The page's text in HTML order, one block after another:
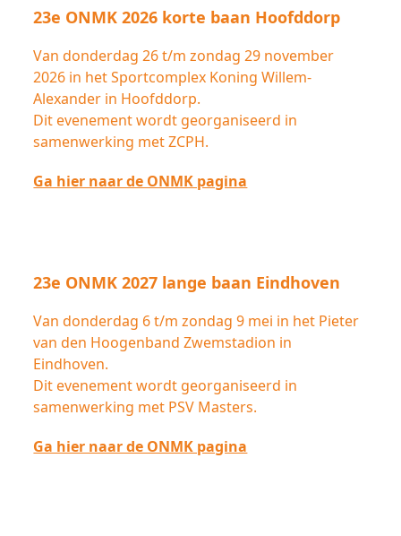
23e ONMK 2026 korte baan Hoofddorp
Van donderdag 26 t/m zondag 29 november
2026 in het Sportcomplex Koning Willem-
Alexander in Hoofddorp.
Dit evenement wordt georganiseerd in
samenwerking met ZCPH.
Ga hier naar de ONMK pagina
23e ONMK 2027 lange baan Eindhoven
Van donderdag 6 t/m zondag 9 mei in het Pieter
van den Hoogenband Zwemstadion in
Eindhoven.
Dit evenement wordt georganiseerd in
samenwerking met PSV Masters.
Ga hier naar de ONMK pagina